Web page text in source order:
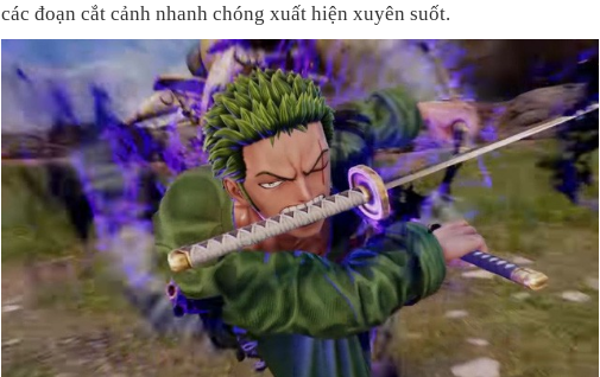
các đoạn cắt cảnh nhanh chóng xuất hiện xuyên suốt.